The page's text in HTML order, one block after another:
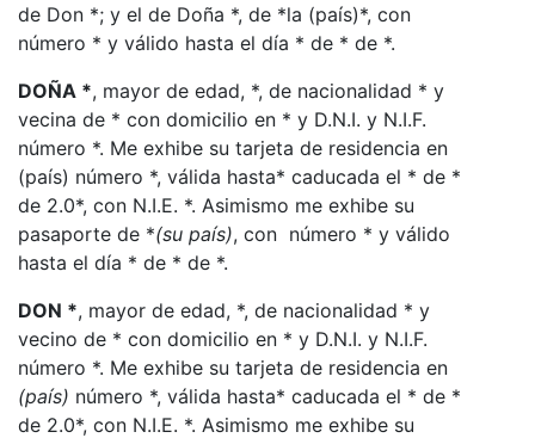
de Don *; y el de Doña *, de *la (país)*, con
número * y válido hasta el día * de * de *.
DOÑA *, mayor de edad, *, de nacionalidad * y
vecina de * con domicilio en * y D.N.I. y N.I.F.
número *. Me exhibe su tarjeta de residencia en
(país) número *, válida hasta* caducada el * de *
de 2.0*, con N.I.E. *. Asimismo me exhibe su
pasaporte de *(su país), con número * y válido
hasta el día * de * de *.
DON *, mayor de edad, *, de nacionalidad * y
vecino de * con domicilio en * y D.N.I. y N.I.F.
número *. Me exhibe su tarjeta de residencia en
(país) número *, válida hasta* caducada el * de *
de 2.0*, con N.I.E. *. Asimismo me exhibe su